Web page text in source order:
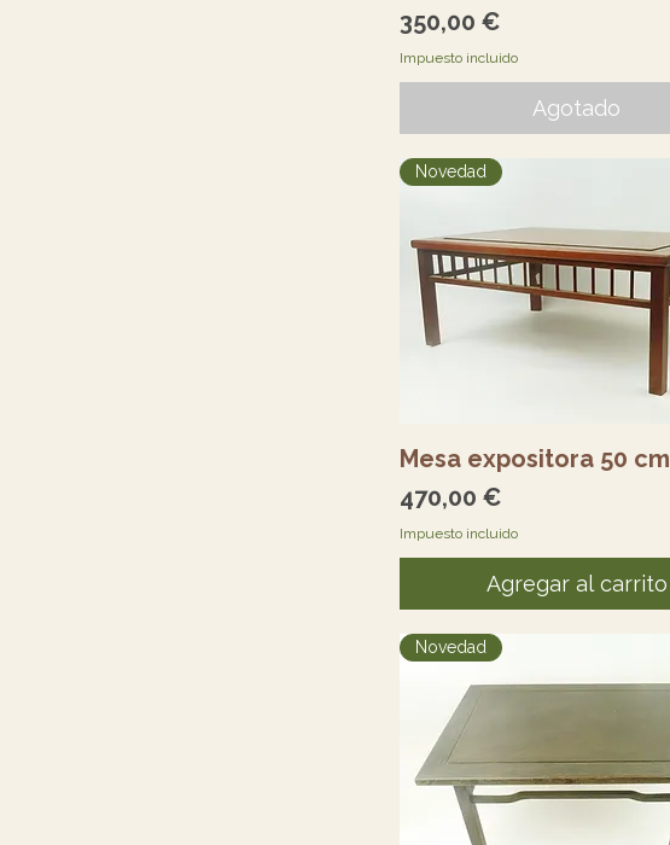
Precio
350,00 €
Impuesto incluido
Agotado
Vista rápida
Novedad
Mesa expositora 50 cm
Precio
470,00 €
Impuesto incluido
Agregar al carrito
Novedad